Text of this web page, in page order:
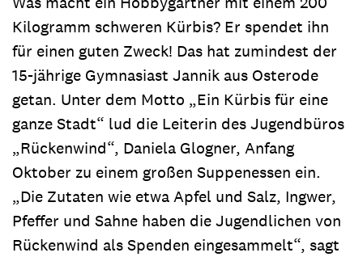
Kilogramm schweren Kürbis? Er spendet ihn
für einen guten Zweck! Das hat zumindest der
15-jährige Gymnasiast Jannik aus Osterode
getan. Unter dem Motto „Ein Kürbis für eine
ganze Stadt“ lud die Leiterin des Jugendbüros
„Rückenwind“, Daniela Glogner, Anfang
Oktober zu einem großen Suppenessen ein.
„Die Zutaten wie etwa Apfel und Salz, Ingwer,
Pfeffer und Sahne haben die Jugendlichen von
Rückenwind als Spenden eingesammelt“, sagt